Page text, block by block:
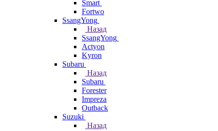
Smart
Fortwo
SsangYong
Назад
SsangYong
Actyon
Kyron
Subaru
Назад
Subaru
Forester
Impreza
Outback
Suzuki
Назад